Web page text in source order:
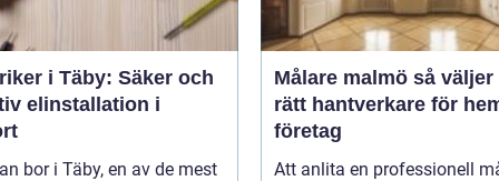
i Täby: Säker och
elinstallation i
bor i Täby, en av de mest
Målare malmö så väljer du
rätt hantverkare för
företag
Att anlita en professionell